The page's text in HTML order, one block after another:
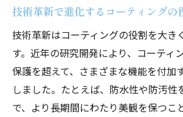
次世代コーティングの仕組み
美しさを長持ちさせるため
エーワンA1独自の美観維持
高耐久性を持つコーティン
コーティング技術の限界を超え
の挑戦
技術革新で進化するコーティングの
技術革新はコーティングの役割を大き
す。近年の研究開発により、コーティ
保護を超えて、さまざまな機能を付加
しました。たとえば、防水性や防汚性
で、より長期間にわたり美観を保つこ